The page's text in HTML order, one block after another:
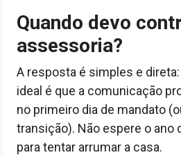
Quando devo
assessoria?
A resposta é simples e direta:
ideal é que a comunicação
no primeiro dia de mandato
transição). Não espere o ano
para tentar arrumar a casa.